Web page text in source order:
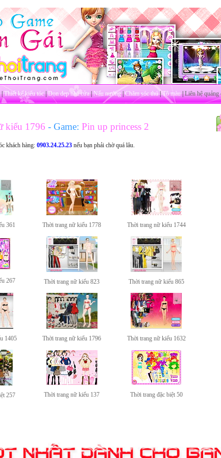
|Thiết kế kiểu tóc|Dọn dẹp nhà cửa|Nấu nướng|Chăm sóc thú|Tô màu|Liên hệ quảng
kiểu 1796 - Game: Pin up princess 2
khách hàng: 0903.24.25.23nếu bạn phải chờ quá lâu.
361 Thời trang nữ kiểu 1778 Thời trang nữ kiểu 1744
267 Thời trang nữ kiểu 823 Thời trang nữ kiểu 865
1405 Thời trang nữ kiểu 1796 Thời trang nữ kiểu 1632
257 Thời trang nữ kiểu 137 Thời trang đặc biệt 50